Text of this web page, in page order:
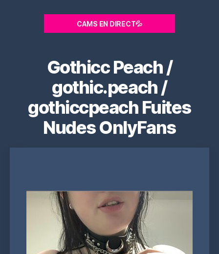
CAMS EN DIRECT💦
Gothicc Peach /
gothic.peach /
gothiccpeach Fuites
Nudes OnlyFans